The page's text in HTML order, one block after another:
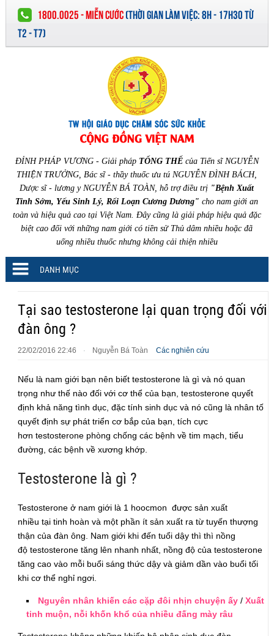
1800.0025 - MIỄN CƯỚC(THỜI GIAN LÀM VIỆC:8H - 17H30 TỪ
T2 - T7)
ĐỈNH PHÁP VƯƠNG - Giải pháp TỔNG THỂcủa Tiến sĩ NGUYỄN
THIỆN TRƯỞNG, Bác sĩ - thầy thuốc ưu tú NGUYỄN ĐÌNH BÁCH,
Dược sĩ - lương y NGUYỄN BÁ TOÀN, hỗ trợ điều trị "Bệnh Xuất
Tinh Sớm, Yếu Sinh Lý, Rối Loạn Cương Dương" cho nam giới an
toàn và hiệu quả cao tại Việt Nam. Đây cũng là giải pháp hiệu quả đặc
biệt cao đối với những nam giới có tiền sử Thủ dâm nhiều hoặc đã
uống nhiều thuốc nhưng không cải thiện nhiều
DANH MỤC
Tại sao testosterone lại quan trọng đối với
đàn ông ?
22/02/2016 22:46 · Nguyễn Bá Toàn Các nghiên cứu
Nếu là nam giới bạn nên biết testosterone là gì và nó quan
trọng như thế nào đối với cơ thể của bạn, testosterone quyết
định khả năng tình dục, đặc tính sinh dục và nó cũng là nhân tố
quyết định sự phát triển cơ bắp của bạn, tích cực
hơn testosterone phòng chống các bệnh về tim mạch, tiểu
đường, các bệnh về xương khớp.
Testosterone là gì ?
Testosterone ở nam giới là 1 hoocmon được sản xuất
nhiều tại tinh hoàn và một phần ít sản xuất ra từ tuyến thượng
thận của đàn ông. Nam giới khi đến tuổi dậy thì thì nồng
độ testosterone tăng lên nhanh nhất, nồng độ của testosterone
tăng cao vào mỗi buổi sáng thức dậy và giảm dần vào buổi tối
khi cơ thể nghỉ ngơi.
Nguyên nhân khiến các cặp đôi nhịn chuyện ấy /Xuất
tinh muộn, nỗi khốn khổ của nhiều đấng mày râu